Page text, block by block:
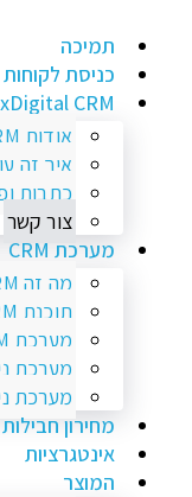
תמיכה
כניסת לקוחות
CRM
אודות FIXDIGITAL CRM
איך זה
כתבות
צור קשר
מערכת CRM
מה זה CRM
תוכנת CRM
מערכת CRM בעברית
מערכת
מערכת
מחירון חבילות
אינטגרציות
המוצר